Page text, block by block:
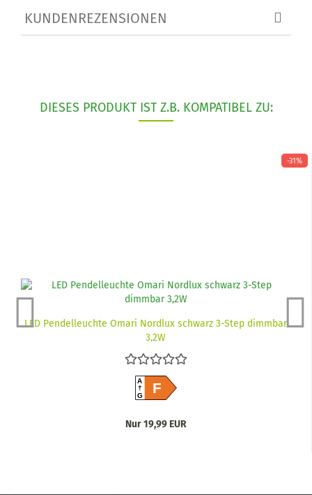
KUNDENREZENSIONEN
DIESES PRODUKT IST Z.B. KOMPATIBEL ZU:
-31%
LED Pendelleuchte Omari Nordlux schwarz 3-Step dimmbar
3,2W
A
GF
Nur 19,99 EUR